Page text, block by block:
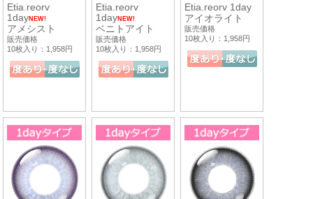
Etia.reorv
1dayNEW!
アメシスト
販売価格
10枚入り：1,958円
Etia.reorv
1dayNEW!
ベニトアイト
販売価格
10枚入り：1,958円
Etia.reorv 1day
アイオライト
販売価格
10枚入り：1,958円